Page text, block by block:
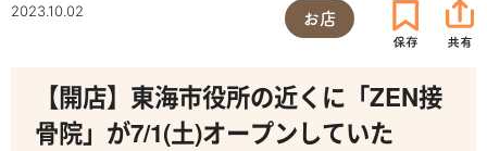
2023.10.02 お店
【開店】東海市役所の近くに「ZEN接
骨院」が7/1(土)オープンしていた